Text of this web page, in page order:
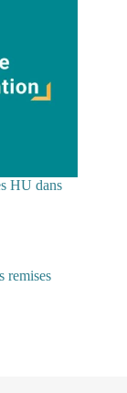
HU dans
remises